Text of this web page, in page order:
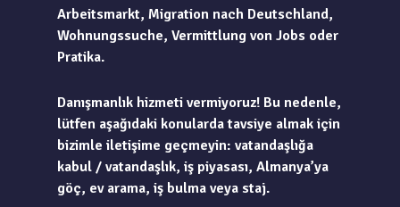
Arbeitsmarkt, Migration nach Deutschland,
Wohnungssuche, Vermittlung von Jobs oder
Pratika.
Danışmanlık hizmeti vermiyoruz! Bu nedenle,
lütfen aşağıdaki konularda tavsiye almak için
bizimle iletişime geçmeyin: vatandaşlığa
kabul / vatandaşlık, iş piyasası, Almanya’ya
göç, ev arama, iş bulma veya staj.